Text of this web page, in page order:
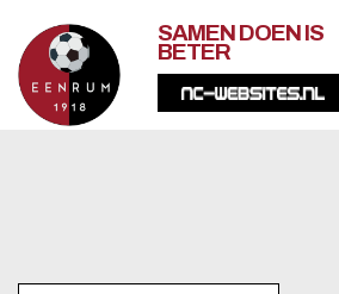
SAMEN DOEN IS
BETER